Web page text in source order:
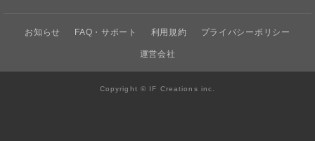
お知らせ FAQ・サポート 利用規約 プライバシーポリシー
運営会社
Copyright © IF Creations inc.